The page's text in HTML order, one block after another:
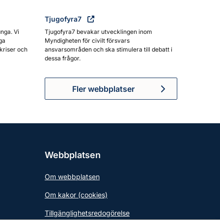
Vi
och
Tjugofyra7
Tjugofyra7 bevakar utvecklingen inom
Myndigheten för civilt försvars
ansvarsområden och ska stimulera till debatt i
dessa frågor.
Fler webbplatser
Webbplatsen
Om webbplatsen
Om kakor (cookies)
Tillgänglighetsredogörelse